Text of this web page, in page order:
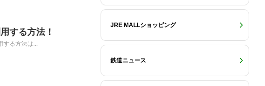
する方法！
する方法は...
JRE MALLショッピング
鉄道ニュース